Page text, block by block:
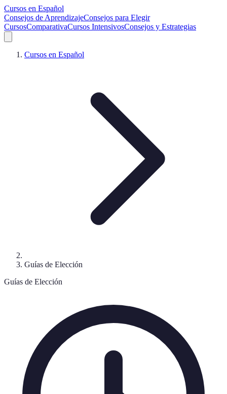
Cursos en Español
Consejos de AprendizajeConsejos para Elegir
CursosComparativaCursos IntensivosConsejos y Estrategias
Cursos en Español
Guías de Elección
Guías de Elección